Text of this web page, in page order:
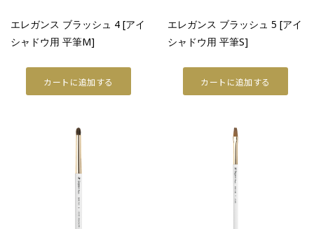
エレガンス ブラッシュ 4 [アイ
シャドウ用 平筆M]
カートに追加する
エレガンス ブラッシュ 5 [アイ
シャドウ用 平筆S]
カートに追加する